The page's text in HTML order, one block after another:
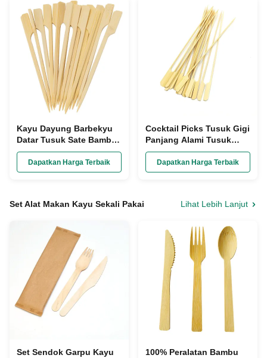
Kayu Dayung Barbekyu
Datar Tusuk Sate Bambu
BBQ Buah Kebab Sekali
Pakai
Dapatkan Harga Terbaik
Cocktail Picks Tusuk Gigi
Panjang Alami Tusuk
Sate Bbq Kabob Untuk
Memanggang
Dapatkan Harga Terbaik
Set Alat Makan Kayu Sekali Pakai Lihat Lebih Lanjut
Set Sendok Garpu Kayu
100% Peralatan Bambu